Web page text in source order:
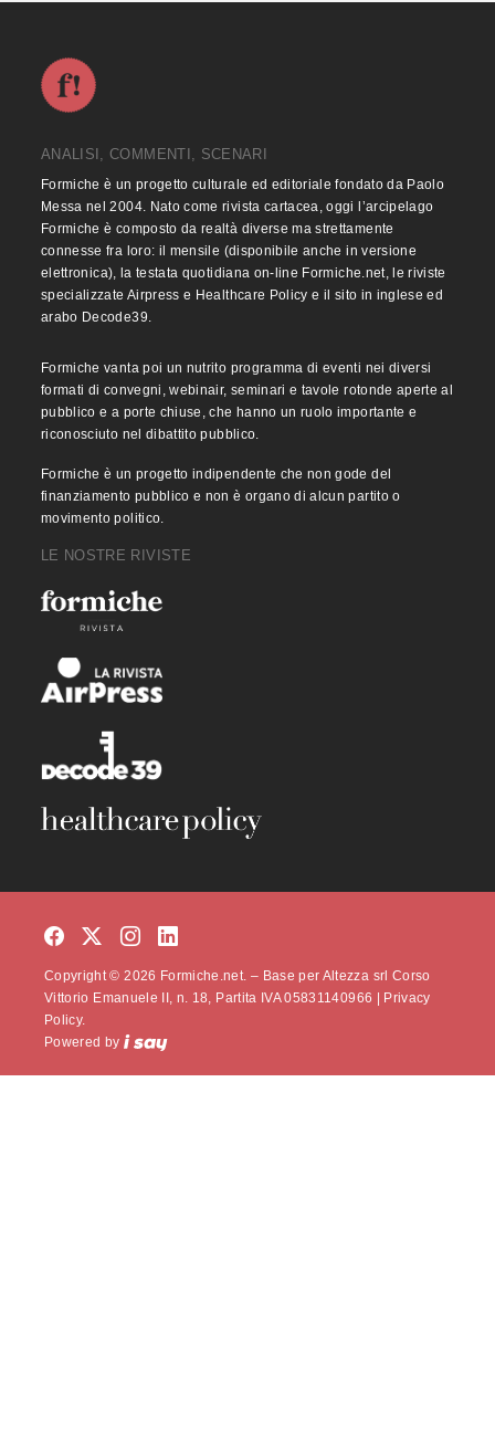
ANALISI, COMMENTI, SCENARI
Formiche è un progetto culturale ed editoriale fondato da Paolo
Messa nel 2004. Nato come rivista cartacea, oggi l’arcipelago
Formiche è composto da realtà diverse ma strettamente
connesse fra loro: il mensile (disponibile anche in versione
elettronica), la testata quotidiana on-line Formiche.net, le riviste
specializzate Airpress e Healthcare Policy e il sito in inglese ed
arabo Decode39.
Formiche vanta poi un nutrito programma di eventi nei diversi
formati di convegni, webinair, seminari e tavole rotonde aperte al
pubblico e a porte chiuse, che hanno un ruolo importante e
riconosciuto nel dibattito pubblico.
Formiche è un progetto indipendente che non gode del
finanziamento pubblico e non è organo di alcun partito o
movimento politico.
LE NOSTRE RIVISTE
Copyright © 2026 Formiche.net. – Base per Altezza srl Corso
Vittorio Emanuele II, n. 18, Partita IVA 05831140966 | Privacy
Policy.
Powered by